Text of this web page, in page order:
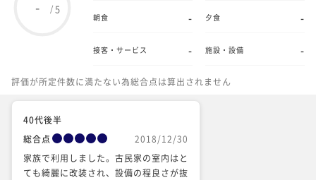
- /5
朝食 - 夕食 -
接客・サービス - 施設・設備 -
評価が所定件数に満たない為総合点は算出されません
40代後半
総合点
2018/12/30
家族で利用しました。古民家の室内はと
ても綺麗に改装され、設備の程良さが抜